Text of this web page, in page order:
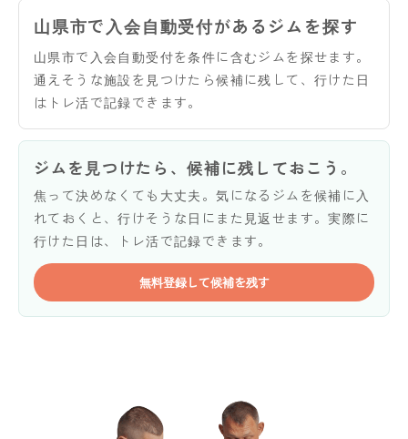
山県市で入会自動受付があるジムを探す
山県市で入会自動受付を条件に含むジムを探せます。
通えそうな施設を見つけたら候補に残して、行けた日
はトレ活で記録できます。
ジムを見つけたら、候補に残しておこう。
焦って決めなくても大丈夫。気になるジムを候補に入
れておくと、行けそうな日にまた見返せます。実際に
行けた日は、トレ活で記録できます。
無料登録して候補を残す